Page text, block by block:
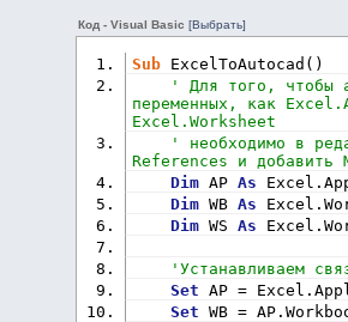
Код - Visual Basic [Выбрать]
Sub ExcelToAutocad()
' Для того, чтобы
переменных, как
Excel.Worksheet
' необходимо в
References и
Dim AP As
Dim WB As
Dim WS As
'Устанавливаем
Set AP =
Set WB =